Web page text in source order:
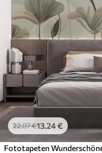
22.07€13.24€